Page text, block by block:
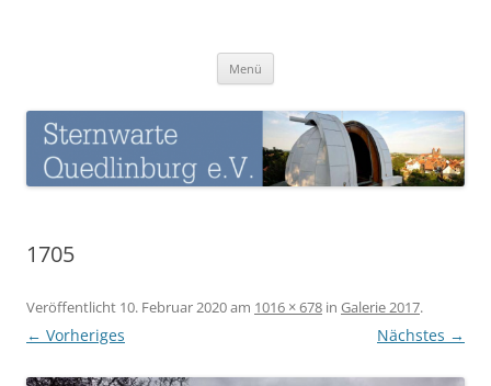
Menü
1705
Veröffentlicht 10. Februar 2020am 1016 × 678 in Galerie 2017.
← Vorheriges Nächstes →